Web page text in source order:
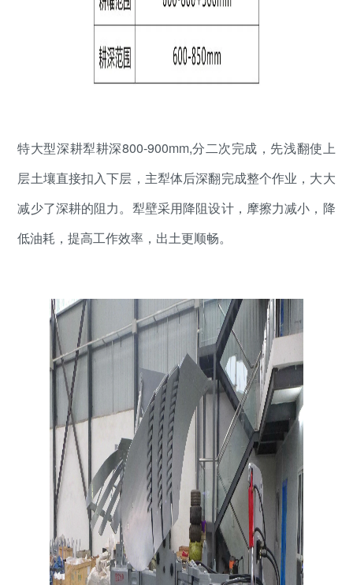
特大型深耕犁耕深800-900mm,分二次完成，先浅翻使上
层土壤直接扣入下层，主犁体后深翻完成整个作业，大大
减少了深耕的阻力。犁壁采用降阻设计，摩擦力减小，降
低油耗，提高工作效率，出土更顺畅。